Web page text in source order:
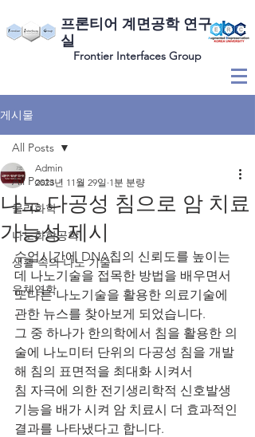
​프론티어 계면공학 연구
실
Frontier Interfaces Group
게시물
All Posts
물리화학
나노화학공학
생활 속의 나노 기술
유체역학
All Posts
나노 다공성 침으로 암 치료
가능성 제시
Admin
2023년 11월 29일 1분 분량
수업시간에 DNA칩의 신뢰도를 높이는
데 나노기술을 접목한 방법을 배우면서
또다른 나노기술을 활용한 의료기술에
관한 뉴스를 찾아보게 되었습니다.
그 중 하나가 한의학에서 침을 활용한 의
술에 나노미터 단위의 다공성 침을 개발
해 침의 표면적을 최대화 시켜서
침 자극에 의한 전기생리학적 신호발생
기능을 배가 시켜 암 치료시 더 효과적인
결과를 나타냈다고 합니다.